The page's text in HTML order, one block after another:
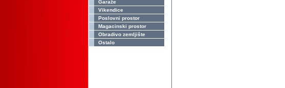
Garaže
Vikendice
Poslovni prostor
Magacinski prostor
Obradivo zemljište
Ostalo